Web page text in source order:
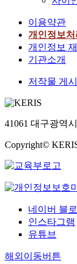
이용약관
개인정보처
개인정보
기관소개
저작물 게
41061 대구광역
Copyright©
네이버 블
인스타그램
유튜브
해외이동버튼